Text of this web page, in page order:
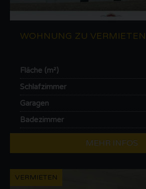
Fläche (m²)
Schlafzimmer
Garagen
Badezimmer
MEHR INFOS
VERMIETEN